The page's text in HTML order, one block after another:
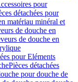
pour
détachées pour
matériau minéral et
de douche en
de douche en
pour Eléments
Pièces détachées
pour douche de